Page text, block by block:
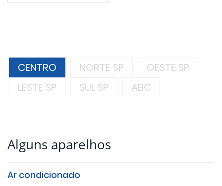
CENTRO NORTE SP
OESTE SP
LESTE SP
SUL SP ABC
Alguns aparelhos
Ar condicionado